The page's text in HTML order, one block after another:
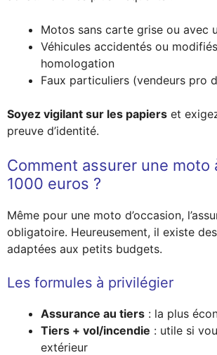
Motos sans carte grise ou avec
Véhicules accidentés ou
homologation
Faux particuliers (vendeurs pro
Soyez vigilant sur les papiers et
preuve d’identité.
Comment assurer une moto
1000 euros ?
Même pour une moto d’occasion,
obligatoire. Heureusement, il existe
adaptées aux petits budgets.
Les formules à privilégier
Assurance au tiers : la plus
Tiers + vol/incendie : utile si
extérieur